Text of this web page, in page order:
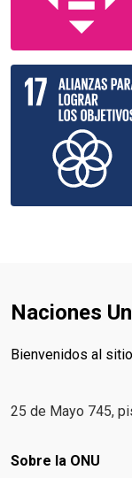
Naciones
Bienvenidos al
25 de Mayo 745,
Footer menu
Sobre la ONU